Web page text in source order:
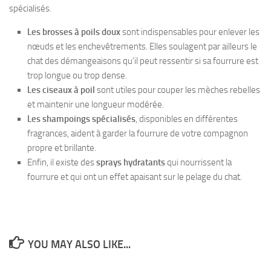
spécialisés.
Les brosses à poils douxsont indispensables pour enlever les
nœuds et les enchevêtrements. Elles soulagent par ailleurs le
chat des démangeaisons qu’il peut ressentir si sa fourrure est
trop longue ou trop dense.
Les ciseaux à poil sont utiles pour couper les mèches rebelles
et maintenir une longueur modérée.
Les shampoings spécialisés, disponibles en différentes
fragrances, aident à garder la fourrure de votre compagnon
propre et brillante.
Enfin, il existe dessprays hydratantsqui nourrissent la
fourrure et qui ont un effet apaisant sur le pelage du chat.
YOU MAY ALSO LIKE...